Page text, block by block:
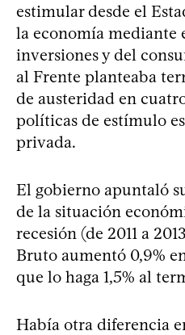
estimular desde el
la economía mediante
inversiones y del
al Frente planteaba
de austeridad en
políticas de estímulo
privada.
El gobierno apuntaló
de la situación
recesión (de 2011 a
Bruto aumentó 0,9%
que lo haga 1,5% al
Había otra diferencia